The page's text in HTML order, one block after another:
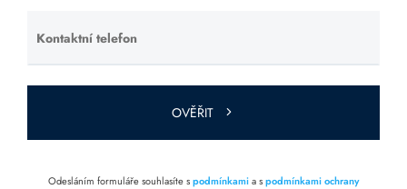
Kontaktní telefon
Ponechte
toto pole
prázdné.
OVĚŘIT
Odesláním formuláře souhlasíte spodmínkamia spodmínkami ochrany